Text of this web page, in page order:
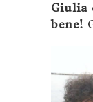
Giulia
bene!